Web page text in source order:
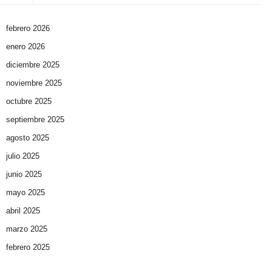
febrero 2026
enero 2026
diciembre 2025
noviembre 2025
octubre 2025
septiembre 2025
agosto 2025
julio 2025
junio 2025
mayo 2025
abril 2025
marzo 2025
febrero 2025